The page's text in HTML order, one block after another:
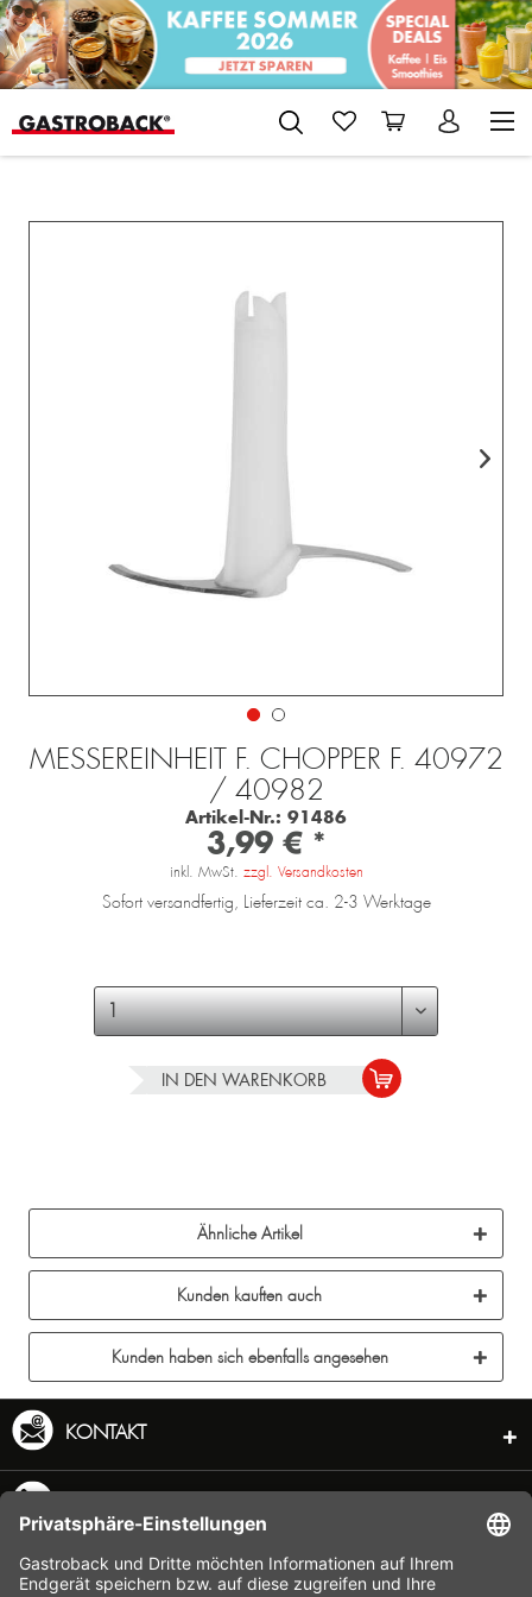
MESSEREINHEIT F. CHOPPER F. 40972
/ 40982
Artikel-Nr.: 91486
3,99 € *
inkl. MwSt. zzgl. Versandkosten
Sofort versandfertig, Lieferzeit ca. 2-3 Werktage
IN DEN WARENKORB
Ähnliche Artikel
Kunden kauften auch
Kunden haben sich ebenfalls angesehen
KONTAKT
INFORMATION